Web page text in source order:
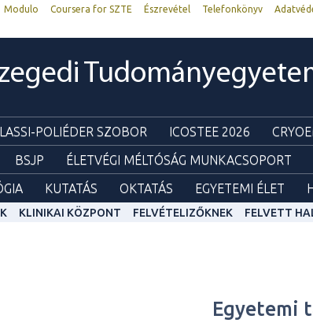
Modulo Coursera for SZTE Észrevétel Telefonkönyv
POLIÉDER SZOBOR ICOSTEE 2026
BSJP ÉLETVÉGI MÉLTÓSÁG MUNKACSOPORT
KUTATÁS OKTATÁS EGYETEMI ÉLET
KLINIKAI KÖZPONT FELVÉTELIZŐKNEK FELVETT
Egyetemi